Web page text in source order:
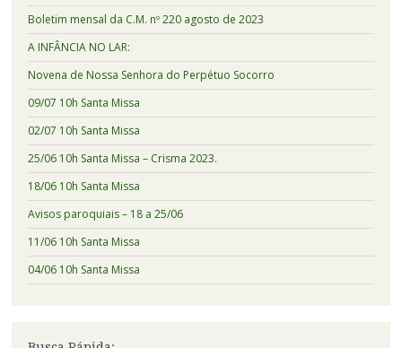
Boletim mensal da C.M. nº 220 agosto de 2023
A INFÂNCIA NO LAR:
Novena de Nossa Senhora do Perpétuo Socorro
09/07 10h Santa Missa
02/07 10h Santa Missa
25/06 10h Santa Missa – Crisma 2023.
18/06 10h Santa Missa
Avisos paroquiais – 18 a 25/06
11/06 10h Santa Missa
04/06 10h Santa Missa